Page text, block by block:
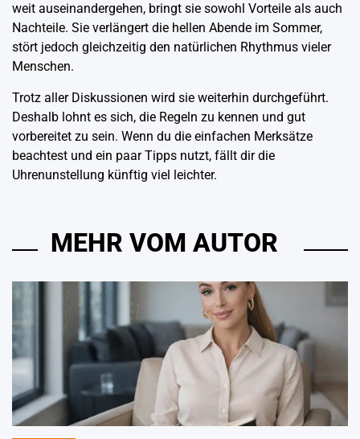
weit auseinandergehen, bringt sie sowohl Vorteile als auch
Nachteile. Sie verlängert die hellen Abende im Sommer,
stört jedoch gleichzeitig den natürlichen Rhythmus vieler
Menschen.
Trotz aller Diskussionen wird sie weiterhin durchgeführt.
Deshalb lohnt es sich, die Regeln zu kennen und gut
vorbereitet zu sein. Wenn du die einfachen Merksätze
beachtest und ein paar Tipps nutzt, fällt dir die
Uhrenunstellung künftig viel leichter.
MEHR VOM AUTOR